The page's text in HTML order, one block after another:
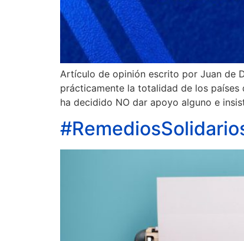
Artículo de opinión escrito por Juan de
prácticamente la totalidad de los
ha decidido NO dar apoyo alguno e